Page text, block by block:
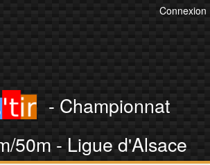
Connexion
- Championnat
50m - Ligue d'Alsace